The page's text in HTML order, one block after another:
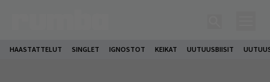
HAASTATTELUT SINGLET IGNOSTOT KEIKAT UUTUUSBIISIT